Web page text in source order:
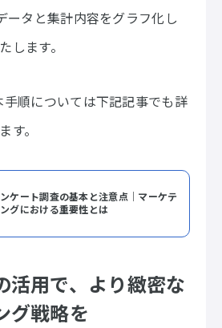
ータと集計内容をグラフ化し
します。
順については下記記事でも詳
す。
ケート調査の基本と注意点｜マーケテ
グにおける重要性とは
活用で、より緻密な
グ戦略を